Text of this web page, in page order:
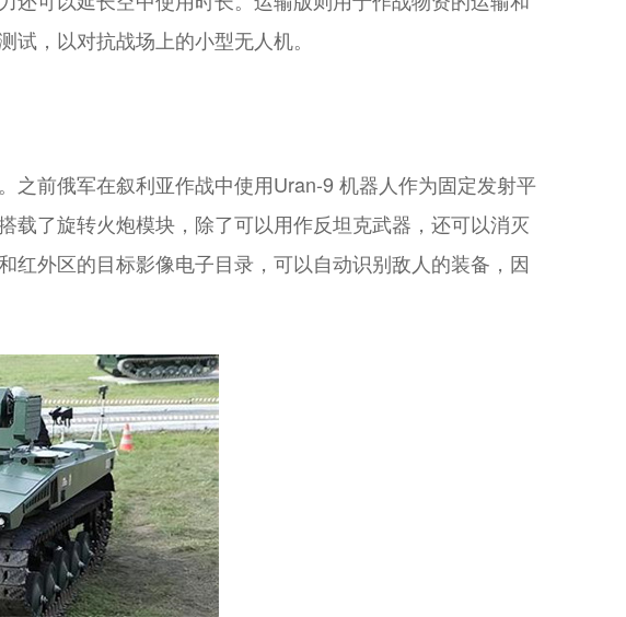
，以对抗战场上的小型无人机。
之前俄军在叙利亚作战中使用Uran-9 机器人作为固定发射平
载了旋转火炮模块，除了可以用作反坦克武器，还可以消灭
红外区的目标影像电子目录，可以自动识别敌人的装备，因